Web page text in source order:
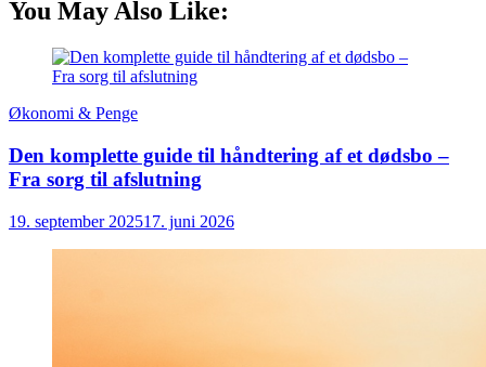
You May Also Like:
Økonomi & Penge
Den komplette guide til håndtering af et dødsbo –
Fra sorg til afslutning
19. september 202517. juni 2026